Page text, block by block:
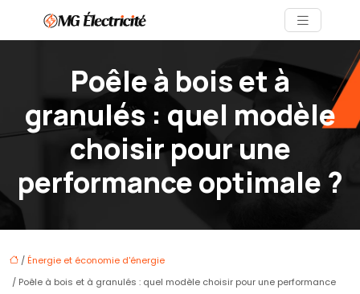
Poêle à bois et à
granulés : quel modèle
choisir pour une
performance optimale ?
/ Énergie et économie d'énergie
/ Poêle à bois et à granulés : quel modèle choisir pour une performance